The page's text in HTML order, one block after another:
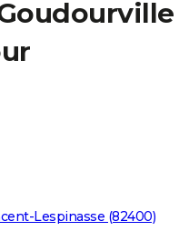
Lespinasse (82400)